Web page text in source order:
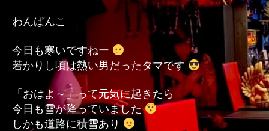
ぉ
（゜
ぉ
ぉ
ぉ
う
わんばんこ
今日も寒いですねー
若かりし頃は熱い男だったタマです
「おはよ～」って元気に起きたら
今日も雪が降っていました
しかも道路に積雪あり